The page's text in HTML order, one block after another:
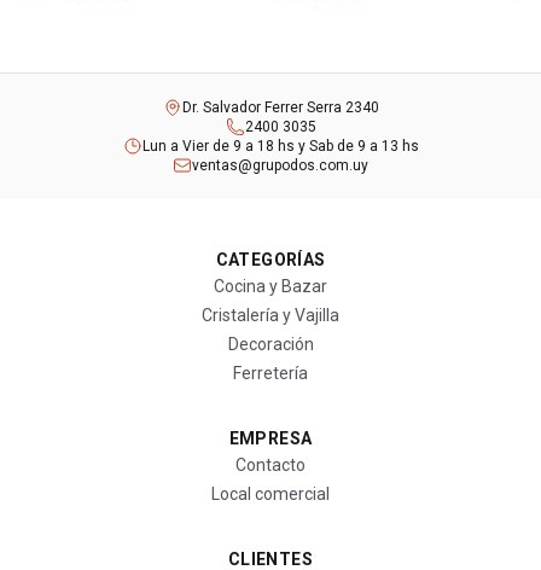
Dr. Salvador Ferrer Serra 2340
2400 3035
Lun a Vier de 9 a 18 hs y Sab de 9 a 13 hs
ventas@grupodos.com.uy
CATEGORÍAS
Cocina y Bazar
Cristalería y Vajilla
Decoración
Ferretería
EMPRESA
Contacto
Local comercial
CLIENTES